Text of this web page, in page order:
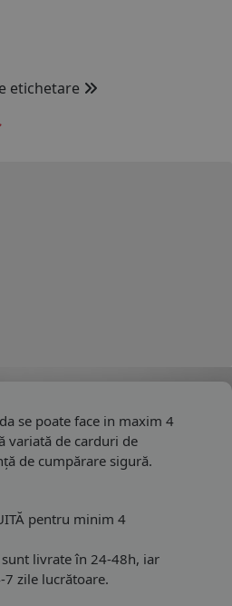
etichetare
se poate face in maxim 4
variată de carduri de
de cumpărare sigură.
pentru minim 4
livrate în 24-48h, iar
7 zile lucrătoare.